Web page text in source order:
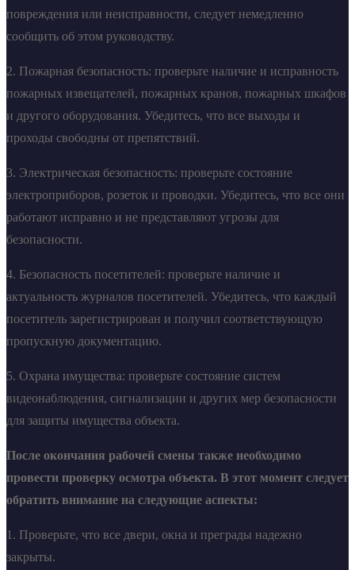
повреждения или неисправности, следует немедленно
сообщить об этом руководству.
2. Пожарная безопасность: проверьте наличие и исправность
пожарных извещателей, пожарных кранов, пожарных шкафов
и другого оборудования. Убедитесь, что все выходы и
проходы свободны от препятствий.
3. Электрическая безопасность: проверьте состояние
электроприборов, розеток и проводки. Убедитесь, что все они
работают исправно и не представляют угрозы для
безопасности.
4. Безопасность посетителей: проверьте наличие и
актуальность журналов посетителей. Убедитесь, что каждый
посетитель зарегистрирован и получил соответствующую
пропускную документацию.
5. Охрана имущества: проверьте состояние систем
видеонаблюдения, сигнализации и других мер безопасности
для защиты имущества объекта.
После окончания рабочей смены также необходимо
провести проверку осмотра объекта. В этот момент следует
обратить внимание на следующие аспекты:
1. Проверьте, что все двери, окна и преграды надежно
закрыты.